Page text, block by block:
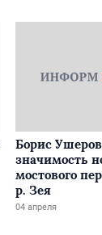
Борис
значимость
мостового
р. Зея
04 апреля